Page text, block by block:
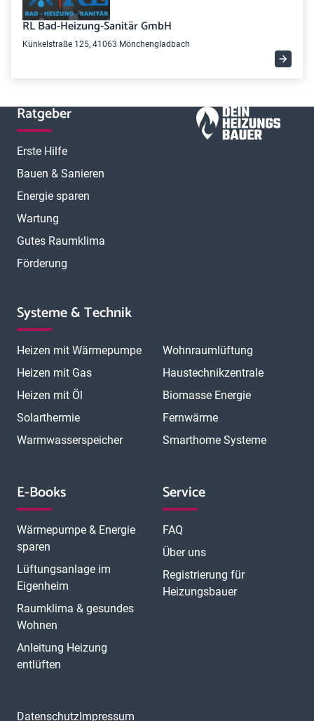
RL Bad-Heizung-Sanitär GmbH
Künkelstraße 125, 41063 Mönchengladbach
Ratgeber
Erste Hilfe
Bauen & Sanieren
Energie sparen
Wartung
Gutes Raumklima
Förderung
Systeme & Technik
Heizen mit Wärmepumpe
Heizen mit Gas
Heizen mit Öl
Solarthermie
Warmwasserspeicher
Wohnraumlüftung
Haustechnikzentrale
Biomasse Energie
Fernwärme
Smarthome Systeme
E-Books
Wärmepumpe & Energie
sparen
Lüftungsanlage im
Eigenheim
Raumklima & gesundes
Wohnen
Anleitung Heizung
entlüften
Service
FAQ
Über uns
Registrierung für
Heizungsbauer
DatenschutzImpressum